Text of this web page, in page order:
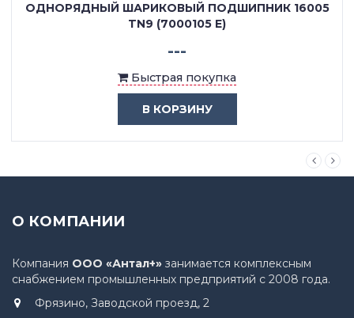
ОДНОРЯДНЫЙ ШАРИКОВЫЙ ПОДШИПНИК 16005
TN9 (7000105 E)
---
Быстрая покупка
В КОРЗИНУ
О КОМПАНИИ
Компания ООО «Антал+» занимается комплексным
снабжением промышленных предприятий с 2008 года.
Фрязино, Заводской проезд, 2